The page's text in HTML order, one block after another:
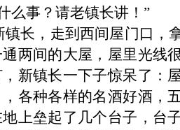
么事？请老镇长讲！”
镇长，走到西间屋门口，
两间的大屋，屋里光线
新镇长一下子惊呆了：
各种各样的名酒好酒，
地上垒起了几个台子，台